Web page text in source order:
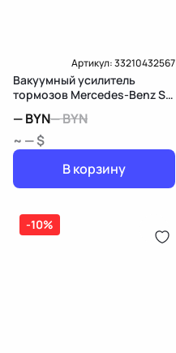
Артикул:33210432567
Вакуумный усилитель
тормозов Mercedes-Benz S
—BYN—BYN
~ — $
В корзину
-10%